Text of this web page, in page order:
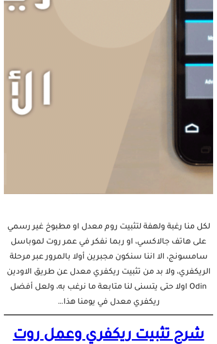
لكل منا رغبة ولهفة لتثبيت روم معدل او مطبوخ غير رسمي
على هاتف جالاكسي، او ربما نفكر في عمر روت لموباسل
سامسونج، الا اننا سنكون مجبرين أولا بالمرور عبر مرحلة
الريكفري، ولا بد من تثبيت ريكفري معدل عن طريق الاودين
Odin اولا حتى يتسنى لنا متابعة ما نرغب به، ولعل أفضل
ريكفري معدل في يومنا هذا…
شرح تثبيت ريكفري وعمل روت